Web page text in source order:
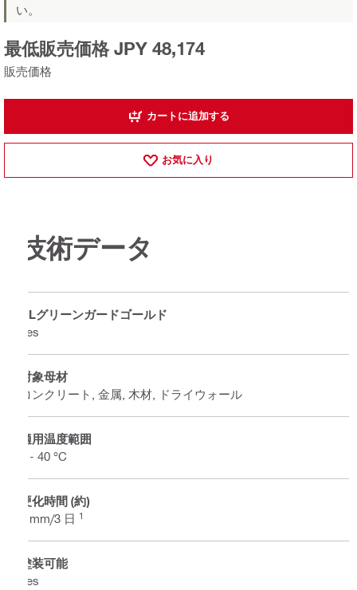
い。
販売価格
最低販売価格 JPY 48,174
カートに追加する
お気に入り
技術データ
ULグリーンガードゴールド
Yes
対象母材
コンクリート, 金属, 木材, ドライウォール
適用温度範囲
2 - 40 °C
硬化時間 (約)
2 mm/3 日 1
塗装可能
Yes